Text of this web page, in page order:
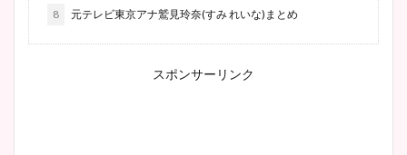
8 元テレビ東京アナ鷲見玲奈(すみ れいな)まとめ
スポンサーリンク